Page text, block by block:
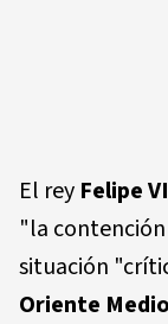
El rey Felipe VI
"la
situación
Oriente Medio